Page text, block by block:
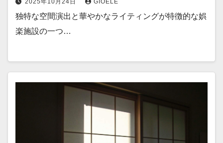
独特な空間演出と華やかなライティングが特徴的な娯
楽施設の一つ…